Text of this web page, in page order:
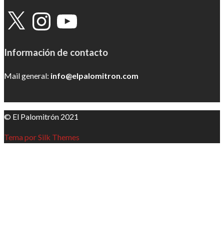
X InstagramYouTube
Información de contacto
Mail general: info@elpalomitron.com
© El Palomitrón 2021
Tema por Silk Themes